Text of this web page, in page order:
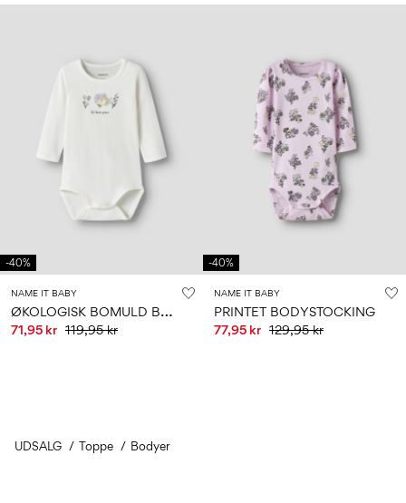
-40%
NAME IT BABY
Ø
KOLOGISK BOMULD BODYSTOCKING
71,95 kr 119,95 kr
-40%
NAME IT BABY
PRINTET BODYSTOCKING
77,95 kr 129,95 kr
You have seen 24 of 79 articles.
UDSALG Toppe Bodyer